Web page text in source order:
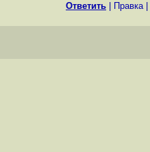
Ответить Правка|